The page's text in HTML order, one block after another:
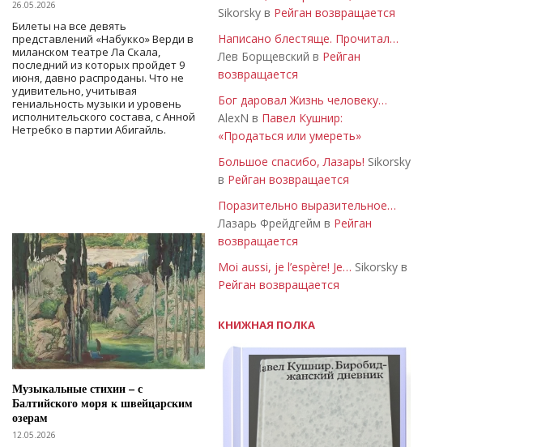
26.05.2026
Билеты на все девять
представлений «Набукко» Верди в
миланском театре Ла Скала,
последний из которых пройдет 9
июня, давно распроданы. Что не
удивительно, учитывая
гениальность музыки и уровень
исполнительского состава, с Анной
Нетребко в партии Абигайль.
Музыкальные стихии – с
Балтийского моря к швейцарским
озерам
12.05.2026
Sikorsky в Рейган возвращается
Написано блестяще. Прочитал…
Лев Борщевский в Рейган
возвращается
Бог даровал Жизнь человеку…
AlexN в Павел Кушнир:
«Продаться или умереть»
Большое спасибо, Лазарь! Sikorsky
в Рейган возвращается
Поразительно выразительное…
Лазарь Фрейдгейм в Рейган
возвращается
Moi aussi, je l’espère! Je… Sikorsky в
Рейган возвращается
КНИЖНАЯ ПОЛКА